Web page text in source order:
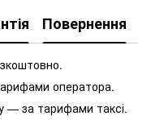
Повернення
оператора.
— за тарифами таксі.